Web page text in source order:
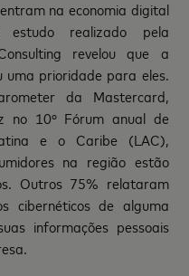
na economia digital
realizado pela
revelou que a
uma prioridade para eles.
da Mastercard,
no 10º Fórum anual de
e o Caribe (LAC),
na região estão
Outros 75% relataram
cibernéticos de alguma
informações pessoais